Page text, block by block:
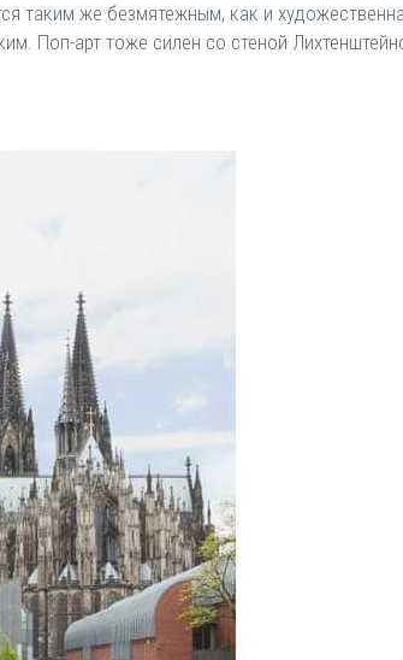
таким же безмятежным, как и
Поп-арт тоже силен со стеной